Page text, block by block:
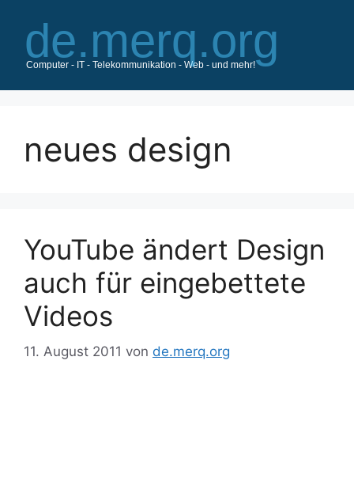
Inhalt
springen
neues design
YouTube ändert Design
auch für eingebettete
Videos
11. August 2011 von de.merq.org